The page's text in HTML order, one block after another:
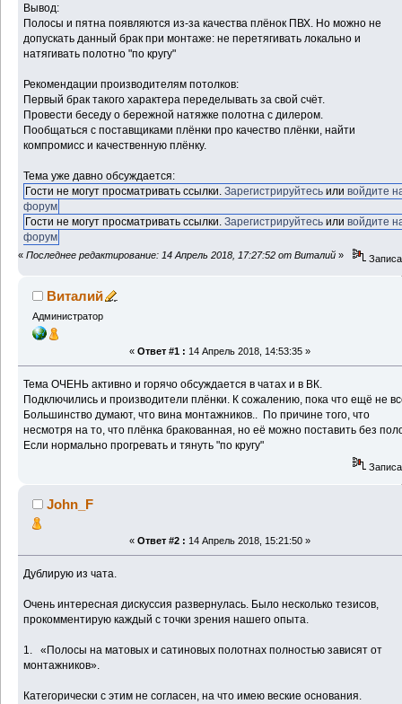
Вывод:
Полосы и пятна появляются из-за качества плёнок ПВХ. Но можно не
допускать данный брак при монтаже: не перетягивать локально и
натягивать полотно "по кругу"
Рекомендации производителям потолков:
Первый брак такого характера переделывать за свой счёт.
Провести беседу о бережной натяжке полотна с дилером.
Пообщаться с поставщиками плёнки про качество плёнки, найти
компромисс и качественную плёнку.
Тема уже давно обсуждается:
Гости не могут просматривать ссылки.Зарегистрируйтесь иливойдите
форум
Гости не могут просматривать ссылки.Зарегистрируйтесь иливойдите
форум
« Последнее редактирование: 14 Апрель 2018, 17:27:52 от Виталий »
Виталий
Администратор
« Ответ #1 : 14 Апрель 2018, 14:53:35 »
Тема ОЧЕНЬ активно и горячо обсуждается в чатах и в ВК.
Подключились и производители плёнки. К сожалению, пока что ещё не
Большинство думают, что вина монтажников.. По причине того, что
несмотря на то, что плёнка бракованная, но её можно поставить без
Если нормально прогревать и тянуть "по кругу"
John_F
« Ответ #2 : 14 Апрель 2018, 15:21:50 »
Дублирую из чата.
Очень интересная дискуссия развернулась. Было несколько тезисов,
прокомментирую каждый с точки зрения нашего опыта.
1. «Полосы на матовых и сатиновых полотнах полностью зависят от
монтажников».
Категорически с этим не согласен, на что имею веские основания.